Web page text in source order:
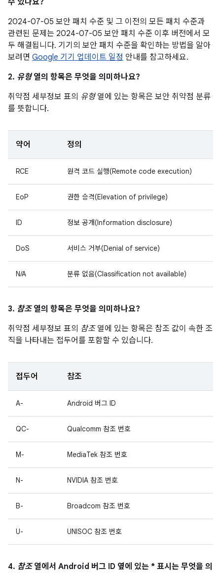
수 있나요?
2024-07-05 보안 패치 수준 및 그 이전의 모든 패치 수준과
관련된 문제는 2024-07-05 보안 패치 수준 이후 버전에서 모
두 해결됩니다. 기기의 보안 패치 수준을 확인하는 방법을 알아
보려면 Google 기기 업데이트 일정 안내를 참고하세요.
2. 유형열의 항목은 무엇을 의미하나요?
취약점 세부정보 표의 유형열에 있는 항목은 보안 취약점 분류
를 뜻합니다.
약어 정의
RCE 원격 코드 실행(Remote code execution)
EoP 권한 승격(Elevation of privilege)
ID 정보 공개(Information disclosure)
DoS 서비스 거부(Denial of service)
N/A 분류 없음(Classification not available)
3. 참조열의 항목은 무엇을 의미하나요?
취약점 세부정보 표의 참조열에 있는 항목은 참조 값이 속한 조
직을 나타내는 접두어를 포함할 수 있습니다.
접두어 참조
A- Android 버그 ID
QC- Qualcomm 참조 번호
M- MediaTek 참조 번호
N- NVIDIA 참조 번호
B- Broadcom 참조 번호
U- UNISOC 참조 번호
4. 참조열에서 Android 버그 ID 옆에 있는 * 표시는 무엇을 의